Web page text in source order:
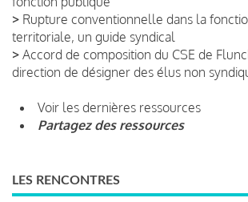
> Rupture conventionnelle dans la
territoriale, un guide syndical
> Accord de composition du CSE de
direction de désigner des élus non
Voir les dernières ressources
Partagez des ressources
LES RENCONTRES